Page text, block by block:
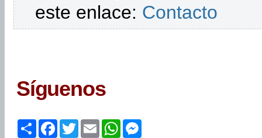
este enlace: Contacto
Síguenos
ShareFacebook
TwitterEmailWhatsApp